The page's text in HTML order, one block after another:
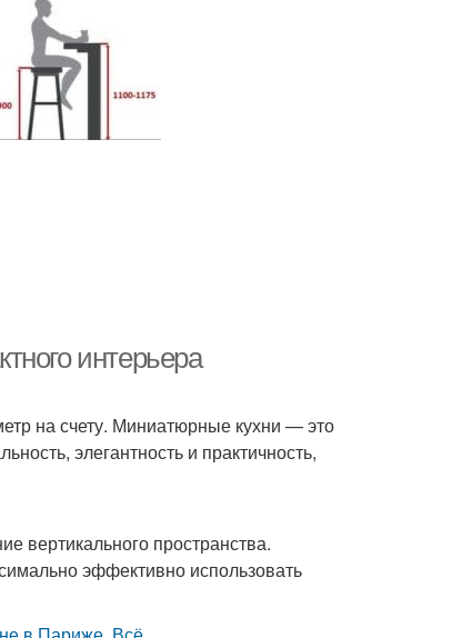
интерьера
на счету. Миниатюрные кухни — это
элегантность и практичность,
вертикального пространства.
эффективно использовать